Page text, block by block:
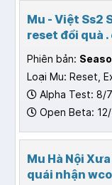
Mu - Việt Ss2
reset đổi quà
Phiên bản:
Loại Mu: Reset,
Alpha Test: 8/
Open Beta:
Mu Hà Nội
quái nhận